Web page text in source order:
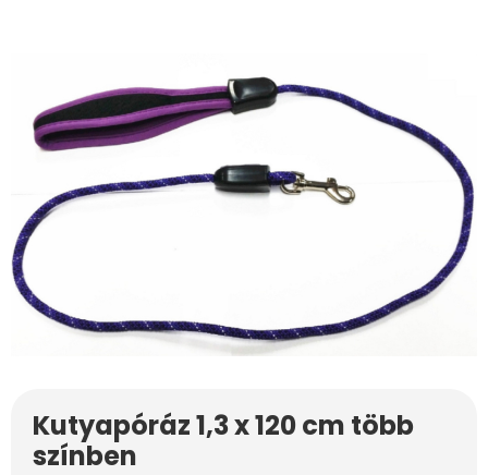
Kutyapóráz 1,3 x 120 cm több
színben